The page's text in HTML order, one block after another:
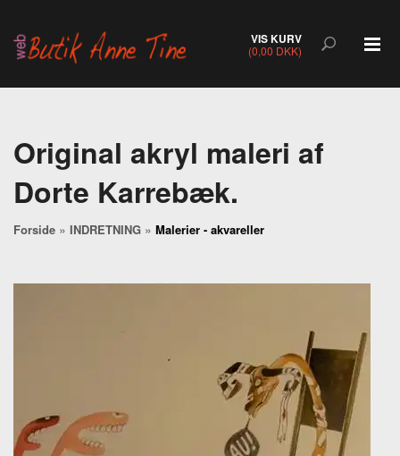
VIS KURV
(0,00 DKK)
Original akryl maleri af
Dorte Karrebæk.
Forside » INDRETNING » Malerier - akvareller